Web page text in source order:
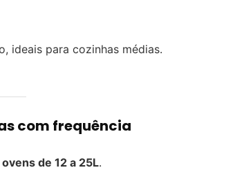
ideais para cozinhas médias.
com frequência
ovens de 12 a 25L.